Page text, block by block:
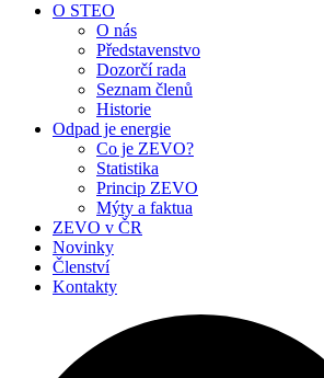
O STEO
O nás
Představenstvo
Dozorčí rada
Seznam členů
Historie
Odpad je energie
Co je ZEVO?
Statistika
Princip ZEVO
Mýty a faktua
ZEVO v ČR
Novinky
Členství
Kontakty